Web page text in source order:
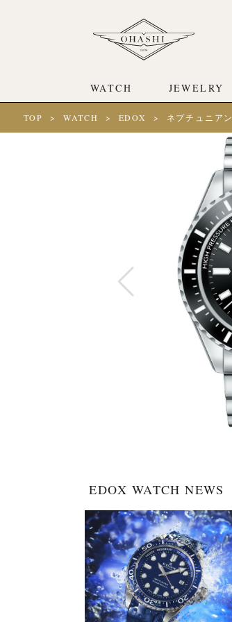
WATCH JEWELRY
TOP WATCH EDOX ネプチュニアン
EDOX WATCH NEWS